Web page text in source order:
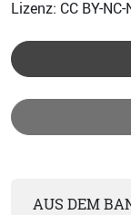
Lizenz: CC BY-
AUS DEM